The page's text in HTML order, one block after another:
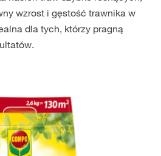
wzrost i gęstość trawnika w
dla tych, którzy pragną